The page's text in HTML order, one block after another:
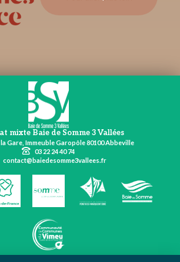
mixte Baie de Somme 3 Vallées
Gare, Immeuble Garopôle 80100 Abbeville
03 22 24 40 74
contact@baiedesomme3vallees.fr